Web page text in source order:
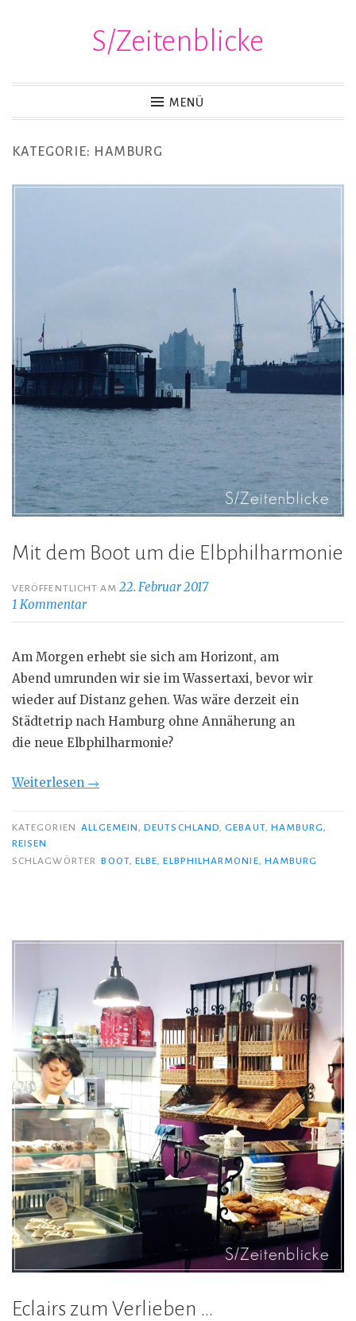
S/Zeitenblicke
MENÜ
KATEGORIE: HAMBURG
Mit dem Boot um die Elbphilharmonie
VERÖFFENTLICHT AM22. Februar 2017
1 Kommentar
Am Morgen erhebt sie sich am Horizont, am
Abend umrunden wir sie im Wassertaxi, bevor wir
wieder auf Distanz gehen. Was wäre derzeit ein
Städtetrip nach Hamburg ohne Annäherung an
die neue Elbphilharmonie?
Weiterlesen „Mit
Boot
die
→
KATEGORIEN ALLGEMEIN,DEUTSCHLAND,GEBAUT, HAMBURG,
REISEN
SCHLAGWÖRTER BOOT, ELBE,ELBPHILHARMONIE, HAMBURG
Eclairs zum Verlieben …